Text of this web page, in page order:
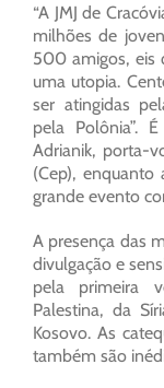
“A JMJ de
milhões de
500 amigos, eis
uma utopia.
ser atingidas
pela Polônia”.
Adrianik, porta-
(Cep),
grande evento
A presença das
divulgação e
pela primeira
Palestina, da
Kosovo. As
também são